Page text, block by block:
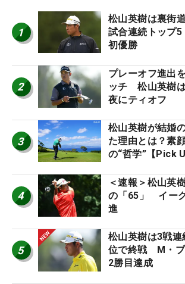
1
松山英樹は裏街
試合連続トップ
初優勝
2
プレーオフ進出
ッチ 松山英樹
夜にティオフ
3
松山英樹が結婚
た理由とは？素
の“哲学”【Pick
4
＜速報＞松山英
の「65」 イー
進
5
松山英樹は3戦
位で終戦 M・ブ
2勝目達成